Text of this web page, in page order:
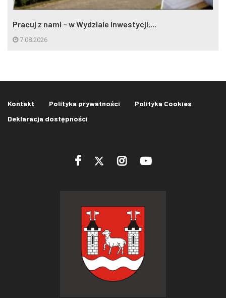
Pracuj z nami – w Wydziale Inwestycji,...
7.08.2026
Kontakt Polityka prywatności
Polityka Cookies
Deklaracja dostępności